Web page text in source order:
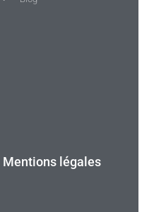
Mentions légales